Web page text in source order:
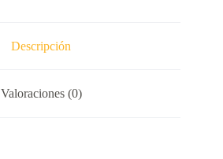
Descripción
Valoraciones (0)